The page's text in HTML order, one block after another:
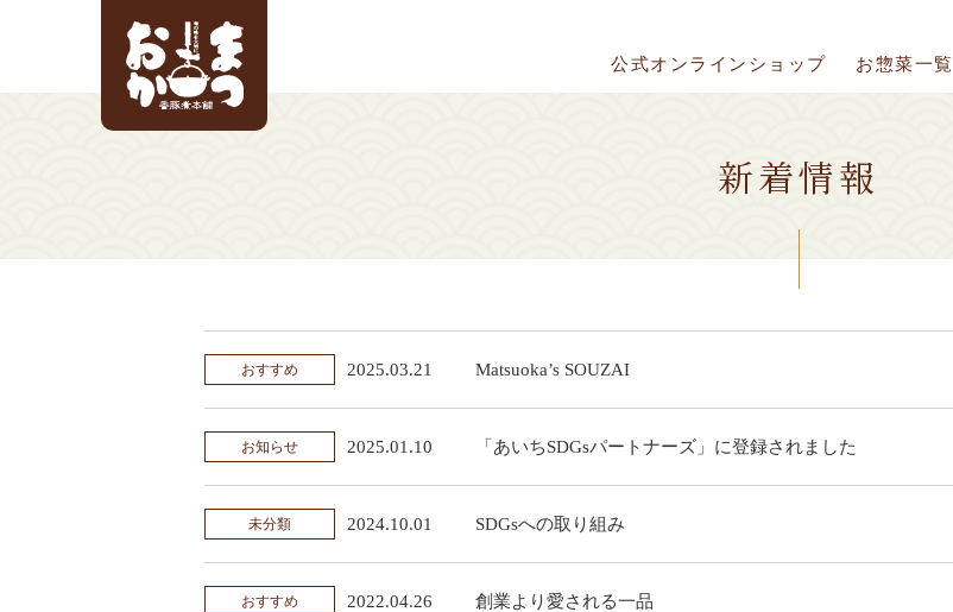
公式オンラインショップ お惣菜一覧
新着情報
おすすめ 2025.03.21 Matsuoka’s SOUZAI
お知らせ 2025.01.10 「あいちSDGsパートナーズ」に登録されました
未分類 2024.10.01 SDGsへの取り組み
おすすめ 2022.04.26 創業より愛される一品